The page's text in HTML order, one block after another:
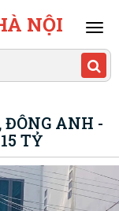
NỘI
ĐÔNG ANH -
TỶ